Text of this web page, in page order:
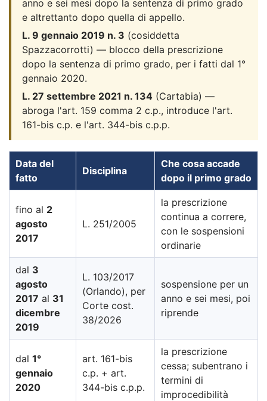
anno e sei mesi dopo la sentenza di primo grado
e altrettanto dopo quella di appello.
L. 9 gennaio 2019 n. 3 (cosiddetta
Spazzacorrotti) — blocco della prescrizione
dopo la sentenza di primo grado, per i fatti dal 1°
gennaio 2020.
L. 27 settembre 2021 n. 134 (Cartabia) —
abroga l'art. 159 comma 2 c.p., introduce l'art.
161-bis c.p. e l'art. 344-bis c.p.p.
Data del
fatto
Disciplina
Che cosa accade
dopo il primo grado
fino al 2
agosto
2017
L. 251/2005
la prescrizione
continua a correre,
con le sospensioni
ordinarie
dal 3
agosto
2017 al 31
dicembre
2019
L. 103/2017
(Orlando), per
Corte cost.
38/2026
sospensione per un
anno e sei mesi, poi
riprende
dal 1°
gennaio
2020
art. 161-bis
c.p. + art.
344-bis c.p.p.
la prescrizione
cessa; subentrano i
termini di
improcedibilità